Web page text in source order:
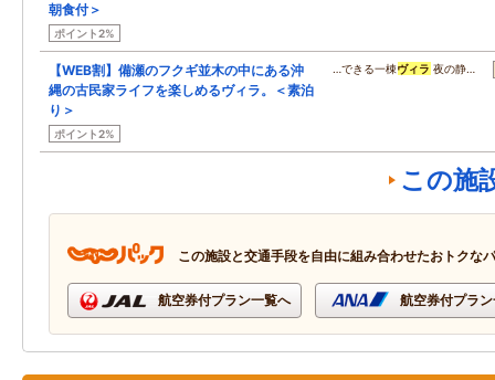
朝食付＞
ポイント2%
【WEB割】備瀬のフクギ並木の中にある沖
縄の古民家ライフを楽しめるヴィラ。＜素泊
り＞
ポイント2%
…できる一棟ヴィラ 夜の静…
この施
この施設と交通手段を自由に組み合わせたおトクな
航空券付プラン一覧へ 航空券付プラ